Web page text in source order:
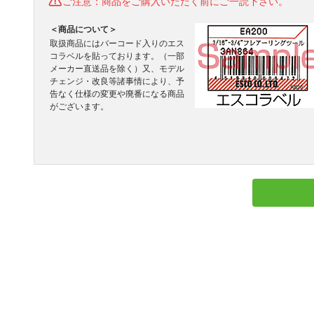
＜商品について＞
取扱商品にはバーコード入りのエス
コラベルを貼っております。（一部
メーカー直送品を除く）又、モデル
チェンジ・改良等諸事情により、予
告なく仕様の変更や廃番になる商品
がございます。